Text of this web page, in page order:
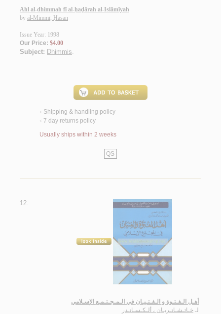
Ahl al-dhimmah fī al-ḥaḍārah al-Islāmīyah
by al-Mimmī, Ḥasan
Issue Year: 1998
Our Price: $4.00
Subject: Dhimmis.
< Shipping & handling policy
< 7 day returns policy
Usually ships within 2 weeks
QS
12.
أهـل الـفـتـوة و الـفـتـيـان في الـمـجـتـمـع الإسـلامي
لـ خـاتـشـاتـريـان ، ألـكـسـانـدر